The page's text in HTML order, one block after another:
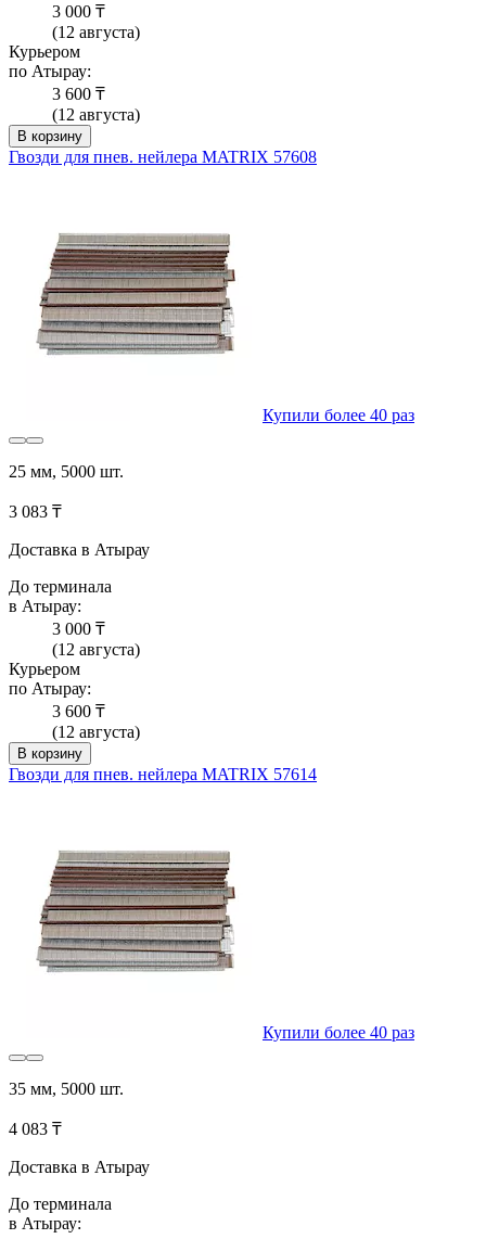
3 000 ₸
(12 августа)
Курьером
по Атырау:
3 600 ₸
(12 августа)
В корзину
Гвозди для пнев. нейлера MATRIX 57608
Купили более 40 раз
25 мм, 5000 шт.
3 083 ₸
Доставка в Атырау
До терминала
в Атырау:
3 000 ₸
(12 августа)
Курьером
по Атырау:
3 600 ₸
(12 августа)
В корзину
Гвозди для пнев. нейлера MATRIX 57614
Купили более 40 раз
35 мм, 5000 шт.
4 083 ₸
Доставка в Атырау
До терминала
в Атырау: